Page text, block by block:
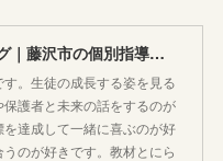
「第二の家」ブログ｜藤沢市の個別指導塾のお話
。生徒の成長する姿を見る
護者と未来の話をするのが
達成して一緒に喜ぶのが好
のが好きです。教材とにら